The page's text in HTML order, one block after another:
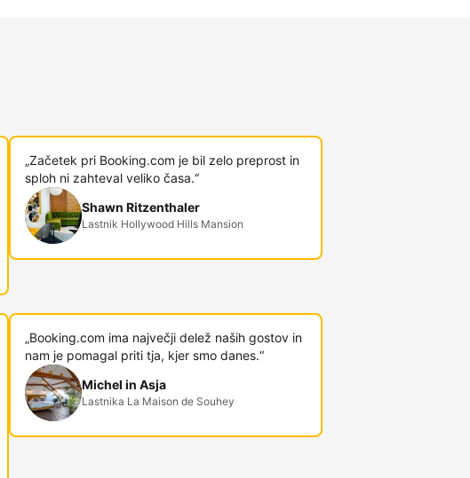
„Začetek pri Booking.com je bil zelo preprost in
sploh ni zahteval veliko časa.“
Shawn Ritzenthaler
Lastnik Hollywood Hills Mansion
„Booking.com ima največji delež naših gostov in
nam je pomagal priti tja, kjer smo danes.“
Michel in Asja
Lastnika La Maison de Souhey